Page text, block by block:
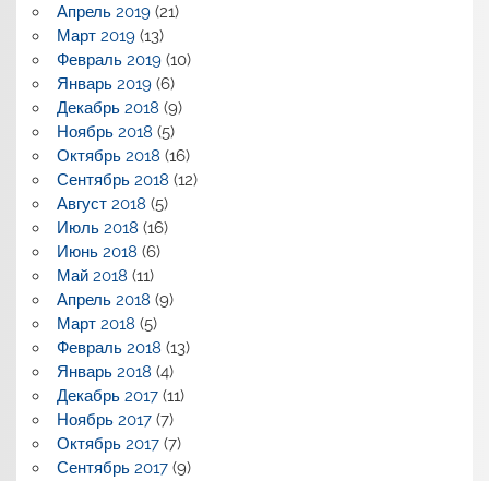
Апрель 2019(21)
Март 2019(13)
Февраль 2019(10)
Январь 2019(6)
Декабрь 2018 (9)
Ноябрь 2018 (5)
Октябрь 2018 (16)
Сентябрь 2018 (12)
Август 2018 (5)
Июль 2018 (16)
Июнь 2018 (6)
Май 2018 (11)
Апрель 2018 (9)
Март 2018 (5)
Февраль 2018 (13)
Январь 2018 (4)
Декабрь 2017(11)
Ноябрь 2017(7)
Октябрь 2017(7)
Сентябрь 2017(9)